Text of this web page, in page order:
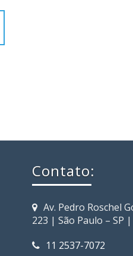
Contato:
Av. Pedro Roschel
223 | São Paulo – SP
11 2537-7072